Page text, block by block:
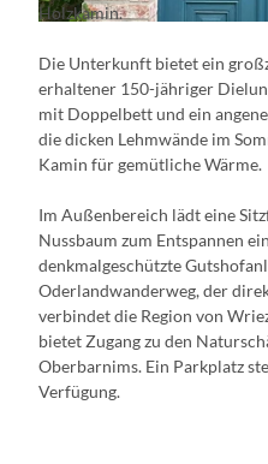
Holzkamin.
Die Unterkunft bietet ein
erhaltener 150-jähriger
mit Doppelbett und ein
die dicken Lehmwände im
Kamin für gemütliche Wärme.
Im Außenbereich lädt eine
Nussbaum zum Entspannen
denkmalgeschützte
Oderlandwanderweg, der
verbindet die Region von
bietet Zugang zu den
Oberbarnims. Ein Parkplatz
Verfügung.